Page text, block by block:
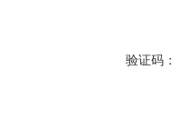
验证码